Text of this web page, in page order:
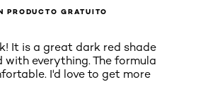
PRODUCTO GRATUITO
It is a great dark red shade
everything. The formula
I'd love to get more